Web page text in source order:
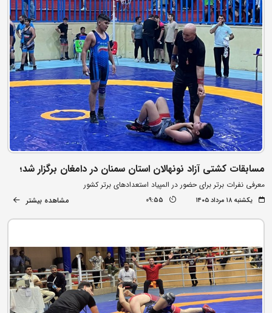
مسابقات کشتی آزاد نونهالان استان سمنان در دامغان برگزار شد؛
معرفی نفرات برتر برای حضور در المپیاد استعدادهای برتر کشور
یکشنبه ۱۸ مرداد ۱۴۰۵ 09:55 مشاهده بیشتر